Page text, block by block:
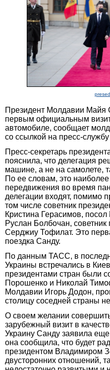
Президент Молдавии Майя
первым официальным
автомобиле, сообщает
со ссылкой на пресс-
Пресс-секретарь
пояснила, что делегация
машине, а не на самолете,
По ее словам, это
передвижения во время
делегации входят, помимо
том числе советник
Кристина Герасимов,
Руслан Болбочан, советник
Серджиу Тофилат. Это
поездка Санду.
По данным ТАСС, в
Украины встречались в
президентами стран были
Порошенко и Николай
Молдавии Игорь Додон,
столицу соседней страны
О своем желании
зарубежный визит в
Украину Санду заявила
она сообщила, что будет
президентом Владимиром
двусторонних отношений,